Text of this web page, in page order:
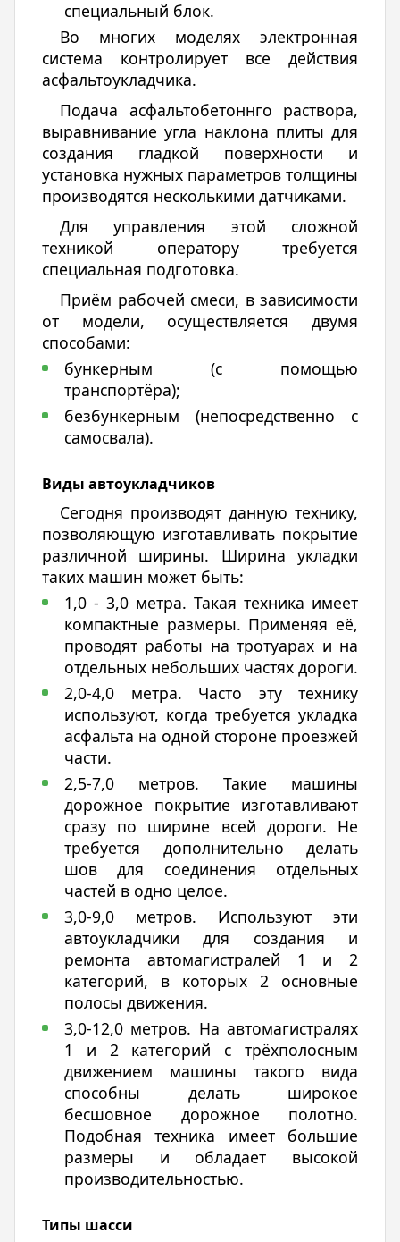
специальный блок.
Во многих моделях электронная
система контролирует все действия
асфальтоукладчика.
Подача асфальтобетоннго раствора,
выравнивание угла наклона плиты для
создания гладкой поверхности и
установка нужных параметров толщины
производятся несколькими датчиками.
Для управления этой сложной
техникой оператору требуется
специальная подготовка.
Приём рабочей смеси, в зависимости
от модели, осуществляется двумя
способами:
бункерным (с помощью
транспортёра);
безбункерным (непосредственно с
самосвала).
Виды автоукладчиков
Сегодня производят данную технику,
позволяющую изготавливать покрытие
различной ширины. Ширина укладки
таких машин может быть:
1,0 - 3,0 метра. Такая техника имеет
компактные размеры. Применяя её,
проводят работы на тротуарах и на
отдельных небольших частях дороги.
2,0-4,0 метра. Часто эту технику
используют, когда требуется укладка
асфальта на одной стороне проезжей
части.
2,5-7,0 метров. Такие машины
дорожное покрытие изготавливают
сразу по ширине всей дороги. Не
требуется дополнительно делать
шов для соединения отдельных
частей в одно целое.
3,0-9,0 метров. Используют эти
автоукладчики для создания и
ремонта автомагистралей 1 и 2
категорий, в которых 2 основные
полосы движения.
3,0-12,0 метров. На автомагистралях
1 и 2 категорий с трёхполосным
движением машины такого вида
способны делать широкое
бесшовное дорожное полотно.
Подобная техника имеет большие
размеры и обладает высокой
производительностью.
Типы шасси